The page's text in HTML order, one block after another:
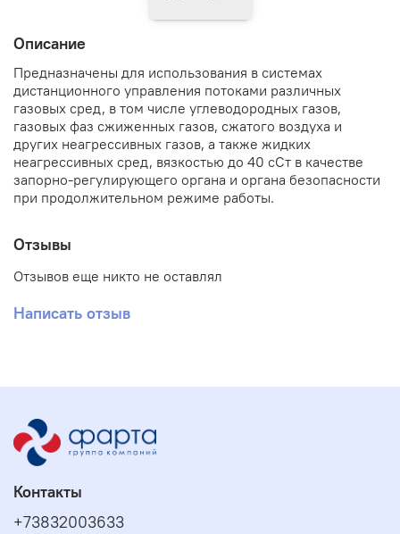
Описание
Предназначены для использования в системах
дистанционного управления потоками различных
газовых сред, в том числе углеводородных газов,
газовых фаз сжиженных газов, сжатого воздуха и
других неагрессивных газов, а также жидких
неагрессивных сред, вязкостью до 40 сСт в качестве
запорно-регулирующего органа и органа безопасности
при продолжительном режиме работы.
Отзывы
Отзывов еще никто не оставлял
Написать отзыв
Контакты
+73832003633